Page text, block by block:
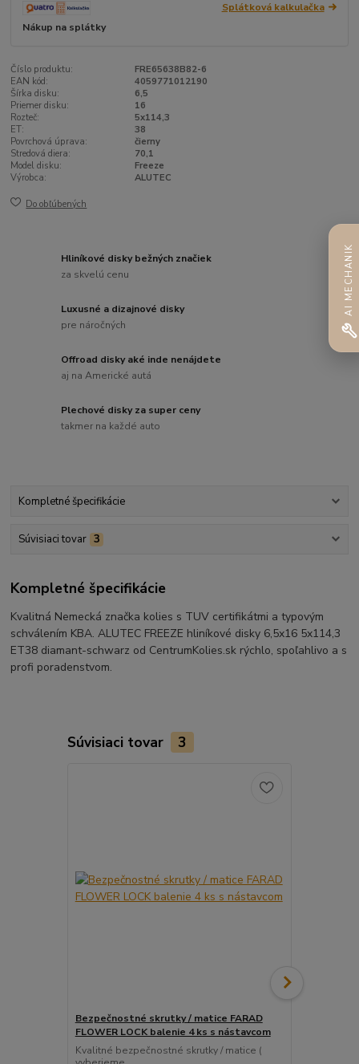
Splátková kalkulačka
Nákup na splátky
Číslo produktu:
FRE65638B82-6
EAN kód:
4059771012190
Šírka disku:
6,5
Priemer disku:
16
Rozteč:
5x114,3
ET:
38
Povrchová úprava:
čierny
Stredová diera:
70,1
Model disku:
Freeze
Výrobca:
ALUTEC
Do obľúbených
Hliníkové disky bežných značiek
za skvelú cenu
Luxusné a dizajnové disky
pre náročných
Offroad disky aké inde nenájdete
aj na Americké autá
Plechové disky za super ceny
takmer na každé auto
Kompletné špecifikácie
Súvisiaci tovar 3
Kompletné špecifikácie
Kvalitná Nemecká značka kolies s TUV certifikátmi a typovým
schválením KBA. ALUTEC FREEZE hliníkové disky 6,5x16 5x114,3
ET38 diamant-schwarz od CentrumKolies.sk rýchlo, spoľahlivo a s
profi poradenstvom.
Súvisiaci tovar 3
Bezpečnostné skrutky / matice FARAD
FLOWER LOCK balenie 4 ks s nástavcom
Kvalitné bezpečnostné skrutky / matice (
AI MECHANIK